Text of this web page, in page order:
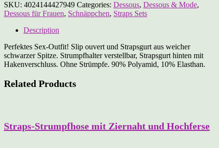
SKU: 4024144427949 Categories: Dessous, Dessous & Mode,
Dessous für Frauen, Schnäppchen, Straps Sets
Description
Perfektes Sex-Outfit! Slip ouvert und Strapsgurt aus weicher
schwarzer Spitze. Strumpfhalter verstellbar, Strapsgurt hinten mit
Hakenverschluss. Ohne Strümpfe. 90% Polyamid, 10% Elasthan.
Related Products
Straps-Strumpfhose mit Ziernaht und Hochferse